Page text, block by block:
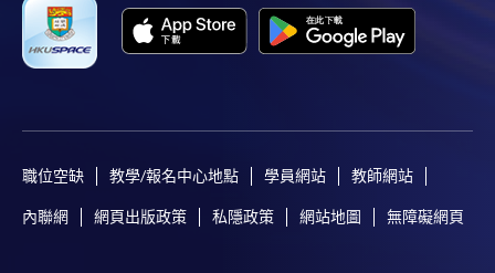
職位空缺 教學/報名中心地點 學員網站 教師網站
內聯網 網頁出版政策 私隱政策 網站地圖 無障礙網頁